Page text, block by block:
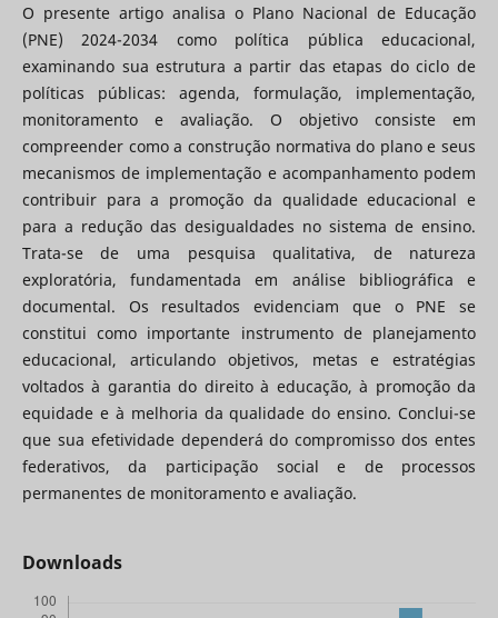
O presente artigo analisa o Plano Nacional de Educação
(PNE) 2024-2034 como política pública educacional,
examinando sua estrutura a partir das etapas do ciclo de
políticas públicas: agenda, formulação, implementação,
monitoramento e avaliação. O objetivo consiste em
compreender como a construção normativa do plano e seus
mecanismos de implementação e acompanhamento podem
contribuir para a promoção da qualidade educacional e
para a redução das desigualdades no sistema de ensino.
Trata-se de uma pesquisa qualitativa, de natureza
exploratória, fundamentada em análise bibliográfica e
documental. Os resultados evidenciam que o PNE se
constitui como importante instrumento de planejamento
educacional, articulando objetivos, metas e estratégias
voltados à garantia do direito à educação, à promoção da
equidade e à melhoria da qualidade do ensino. Conclui-se
que sua efetividade dependerá do compromisso dos entes
federativos, da participação social e de processos
permanentes de monitoramento e avaliação.
Downloads